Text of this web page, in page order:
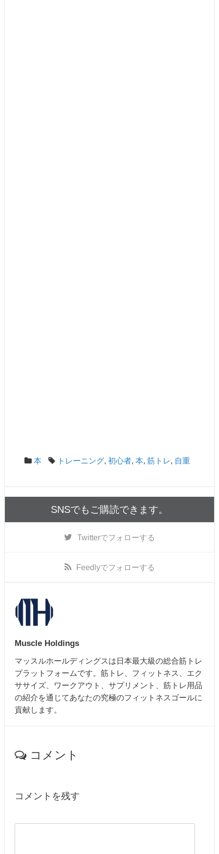
本 トレーニング, 初心者, 本, 筋トレ, 自重
SNSでもご購読できます。
Twitterでフォローする
Feedlyでフォローする
Muscle Holdings
マッスルホールディングスは日本最大級の総合筋トレ
プラットフォームです。筋トレ、フィットネス、エク
ササイズ、ワークアウト、サプリメント、筋トレ用品
の紹介を通じてあなたの究極のフィットネスゴールに
貢献します。
コメント
コメントを残す